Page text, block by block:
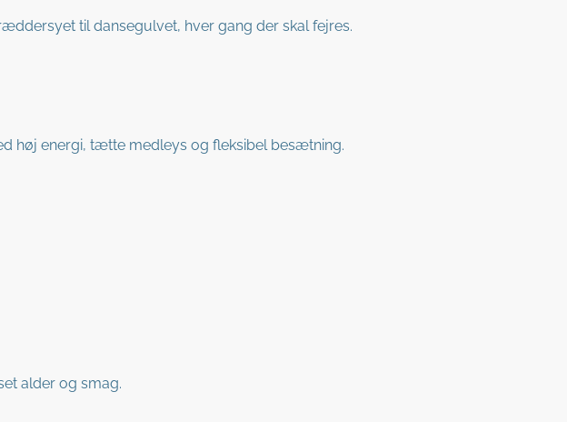
til dansegulvet, hver gang der skal fejres.
høj energi, tætte medleys og fleksibel besætning.
alder og smag.